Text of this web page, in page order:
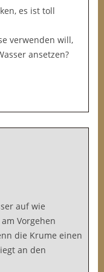
es ist toll
verwenden will,
ansetzen?
auf wie
Vorgehen
die Krume einen
an den